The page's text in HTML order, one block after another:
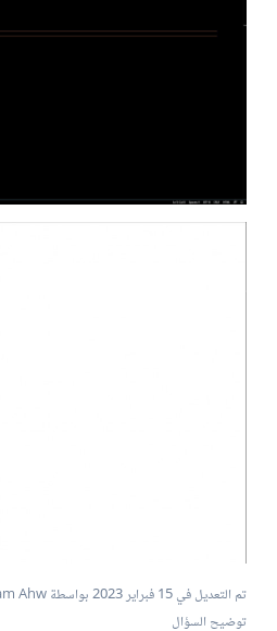
تم التعديل في15 فبراير 2023
بواسطة Sam Ahw
توضيح السؤال